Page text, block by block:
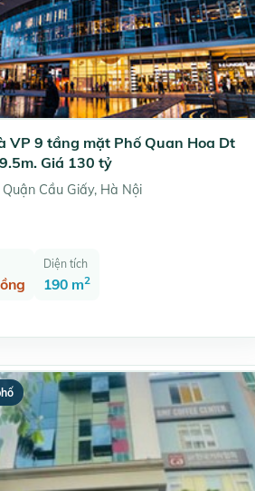
VP 9 tầng mặt Phố Quan Hoa Dt
Giá 130 tỷ
Cầu Giấy, Hà Nội
Diện tích
190 m2